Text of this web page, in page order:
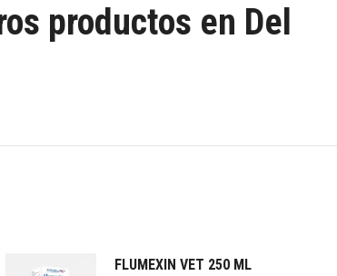
productos en Del
FLUMEXIN VET 250 ML